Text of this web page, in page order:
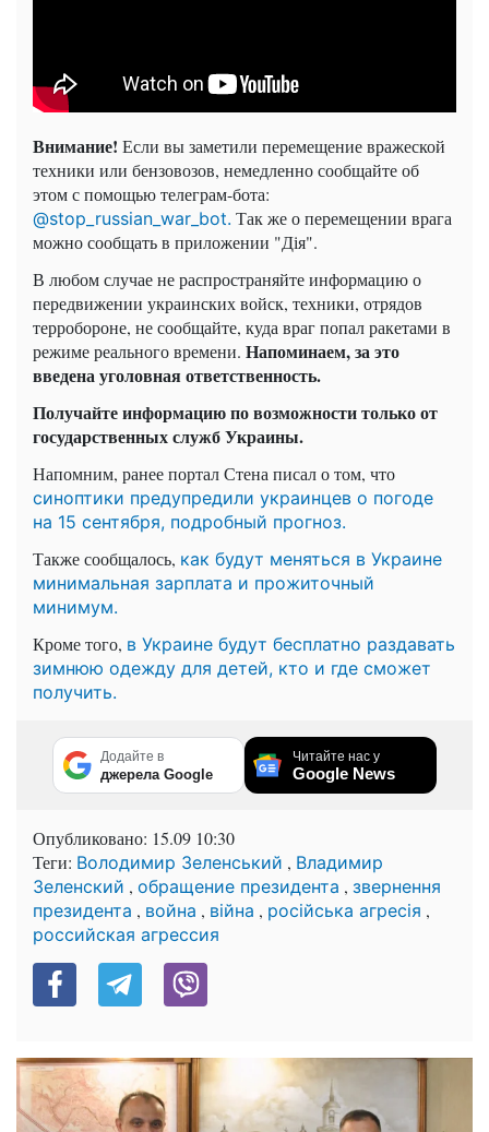
Внимание! Если вы заметили перемещение вражеской
техники или бензовозов, немедленно сообщайте об
этом с помощью телеграм-бота:
@stop_russian_war_bot. Так же о перемещении врага
можно сообщать в приложении "Дія".
В любом случае не распространяйте информацию о
передвижении украинских войск, техники, отрядов
терробороне, не сообщайте, куда враг попал ракетами в
режиме реального времени. Напоминаем, за это
введена уголовная ответственность.
Получайте информацию по возможности только от
государственных служб Украины.
Напомним, ранее портал Стена писал о том, что
синоптики предупредили украинцев о погоде
на 15 сентября, подробный прогноз.
Также сообщалось, как будут меняться в Украине
минимальная зарплата и прожиточный
минимум.
Кроме того, в Украине будут бесплатно раздавать
зимнюю одежду для детей, кто и где сможет
получить.
Додайте в
джерела Google
Читайте нас у
Google News
Опубликовано: 15.09 10:30
Теги: Володимир Зеленський , Владимир
Зеленский , обращение президента , звернення
президента , война , війна , російська агресія ,
российская агрессия